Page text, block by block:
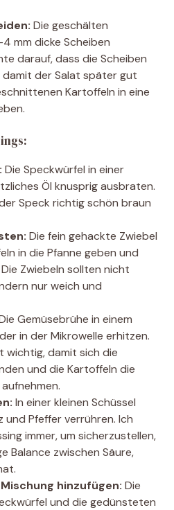
Die geschälten
mm dicke Scheiben
darauf, dass die Scheiben
damit der Salat später gut
Kartoffeln in eine
Die Speckwürfel in einer
Öl knusprig ausbraten.
Speck richtig schön braun
Die fein gehackte Zwiebel
in die Pfanne geben und
Zwiebeln sollten nicht
nur weich und
Gemüsebrühe in einem
in der Mikrowelle erhitzen.
wichtig, damit sich die
und die Kartoffeln die
In einer kleinen Schüssel
und Pfeffer verrühren. Ich
immer, um sicherzustellen,
Balance zwischen Säure,
hinzufügen: Die
und die gedünsteten